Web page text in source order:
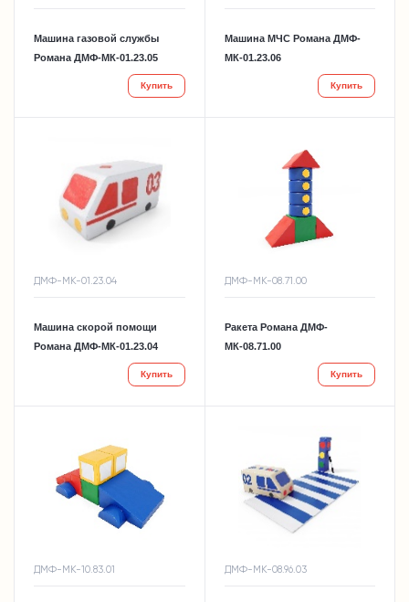
Машина газовой службы
Романа ДМФ-МК-01.23.05
Купить
Машина МЧС Романа ДМФ-
МК-01.23.06
Купить
ДМФ-МК-01.23.04
Машина скорой помощи
Романа ДМФ-МК-01.23.04
Купить
ДМФ-МК-08.71.00
Ракета Романа ДМФ-
МК-08.71.00
Купить
ДМФ-МК-10.83.01 ДМФ-МК-08.96.03